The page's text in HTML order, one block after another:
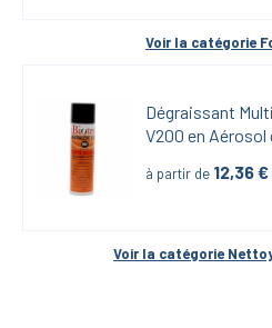
Voir la catégorie
Dégraissant
V200 en Aérosol
à partir de 12,36 €
Voir la catégorie